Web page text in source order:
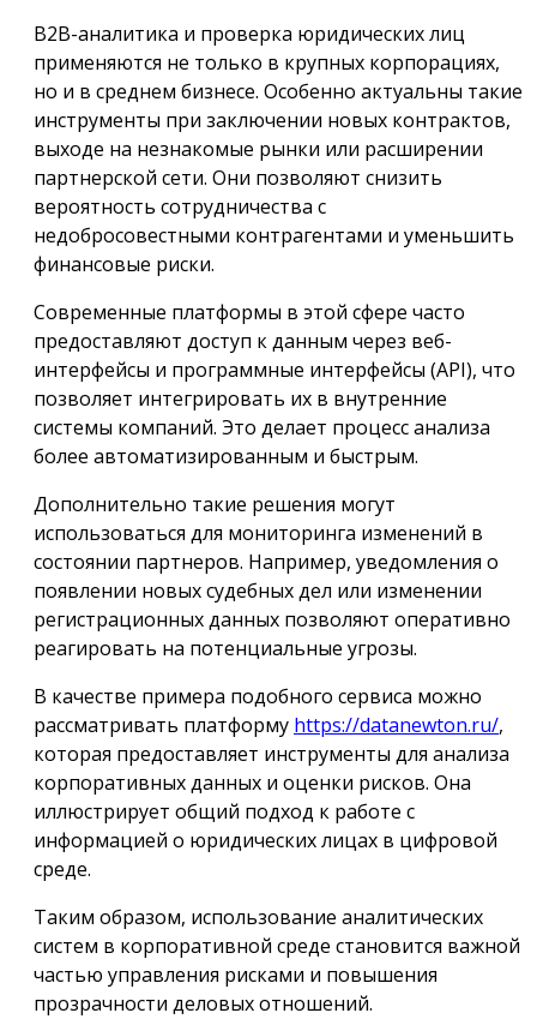
B2B-аналитика и проверка юридических лиц
применяются не только в крупных корпорациях,
но и в среднем бизнесе. Особенно актуальны такие
инструменты при заключении новых контрактов,
выходе на незнакомые рынки или расширении
партнерской сети. Они позволяют снизить
вероятность сотрудничества с
недобросовестными контрагентами и уменьшить
финансовые риски.
Современные платформы в этой сфере часто
предоставляют доступ к данным через веб-
интерфейсы и программные интерфейсы (API), что
позволяет интегрировать их в внутренние
системы компаний. Это делает процесс анализа
более автоматизированным и быстрым.
Дополнительно такие решения могут
использоваться для мониторинга изменений в
состоянии партнеров. Например, уведомления о
появлении новых судебных дел или изменении
регистрационных данных позволяют оперативно
реагировать на потенциальные угрозы.
В качестве примера подобного сервиса можно
рассматривать платформу https://datanewton.ru/,
которая предоставляет инструменты для анализа
корпоративных данных и оценки рисков. Она
иллюстрирует общий подход к работе с
информацией о юридических лицах в цифровой
среде.
Таким образом, использование аналитических
систем в корпоративной среде становится важной
частью управления рисками и повышения
прозрачности деловых отношений.